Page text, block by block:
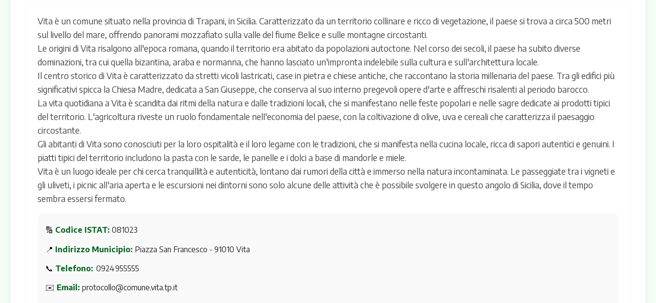
Vita è un comune situato nella provincia di Trapani, in Sicilia. Caratterizzato da un territorio collinare e ricco di vegetazione, il paese si trova a circa 500 metri
sul livello del mare, offrendo panorami mozzafiato sulla valle del fiume Belice e sulle montagne circostanti.
Le origini di Vita risalgono all'epoca romana, quando il territorio era abitato da popolazioni autoctone. Nel corso dei secoli, il paese ha subito diverse
dominazioni, tra cui quella bizantina, araba e normanna, che hanno lasciato un'impronta indelebile sulla cultura e sull'architettura locale.
Il centro storico di Vita è caratterizzato da stretti vicoli lastricati, case in pietra e chiese antiche, che raccontano la storia millenaria del paese. Tra gli edifici più
significativi spicca la Chiesa Madre, dedicata a San Giuseppe, che conserva al suo interno pregevoli opere d'arte e affreschi risalenti al periodo barocco.
La vita quotidiana a Vita è scandita dai ritmi della natura e dalle tradizioni locali, che si manifestano nelle feste popolari e nelle sagre dedicate ai prodotti tipici
del territorio. L'agricoltura riveste un ruolo fondamentale nell'economia del paese, con la coltivazione di olive, uva e cereali che caratterizza il paesaggio
circostante.
Gli abitanti di Vita sono conosciuti per la loro ospitalità e il loro legame con le tradizioni, che si manifesta nella cucina locale, ricca di sapori autentici e genuini. I
piatti tipici del territorio includono la pasta con le sarde, le panelle e i dolci a base di mandorle e miele.
Vita è un luogo ideale per chi cerca tranquillità e autenticità, lontano dai rumori della città e immerso nella natura incontaminata. Le passeggiate tra i vigneti e
gli uliveti, i picnic all'aria aperta e le escursioni nei dintorni sono solo alcune delle attività che è possibile svolgere in questo angolo di Sicilia, dove il tempo
sembra essersi fermato.
🔢 Codice ISTAT: 081023
📍 Indirizzo Municipio: Piazza San Francesco - 91010 Vita
📞 Telefono: 0924 955555
✉️ Email: protocollo@comune.vita.tp.it